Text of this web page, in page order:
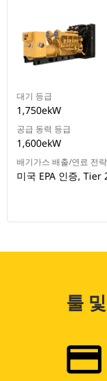
대기 등급
1,750ekW
공급 동력 등급
1,600ekW
배기가스 배출/연료 전략
미국 EPA 인증, Tier
툴